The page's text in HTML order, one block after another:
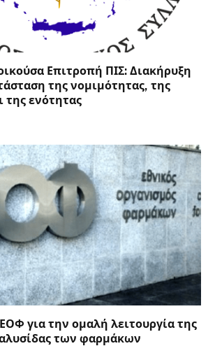
Επιτροπή ΠΙΣ: Διακήρυξη
της νομιμότητας, της
της ενότητας
για την ομαλή λειτουργία της
των φαρμάκων